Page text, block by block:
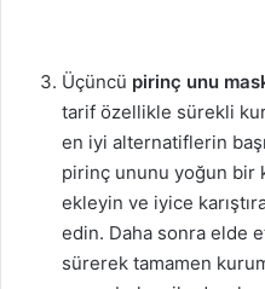
Üçüncü pirinç unu
tarif özellikle sürekli
en iyi alternatiflerin
pirinç ununu yoğun bir
ekleyin ve iyice
edin. Daha sonra elde
sürerek tamamen